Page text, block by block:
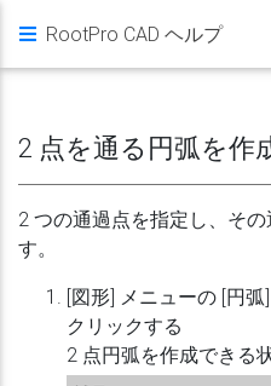
RootPro CAD ヘルプ
2 点を通る円弧を作
2 つの通過点を指定し、そ
す。
[図形] メニューの [円
クリックする
2 点円弧を作成できる